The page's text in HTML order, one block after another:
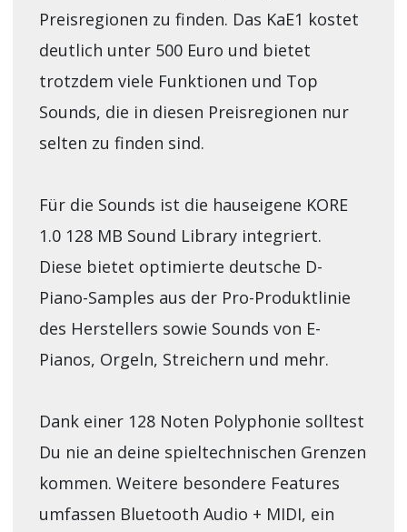
Preisregionen zu finden. Das KaE1 kostet
deutlich unter 500 Euro und bietet
trotzdem viele Funktionen und Top
Sounds, die in diesen Preisregionen nur
selten zu finden sind.
Für die Sounds ist die hauseigene KORE
1.0 128 MB Sound Library integriert.
Diese bietet optimierte deutsche D-
Piano-Samples aus der Pro-Produktlinie
des Herstellers sowie Sounds von E-
Pianos, Orgeln, Streichern und mehr.
Dank einer 128 Noten Polyphonie solltest
Du nie an deine spieltechnischen Grenzen
kommen. Weitere besondere Features
umfassen Bluetooth Audio + MIDI, ein